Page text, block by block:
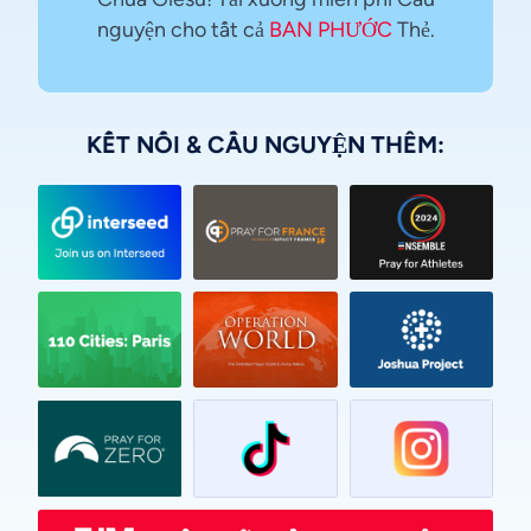
nguyện cho tất cả BAN PHƯỚC Thẻ.
KẾT NỐI & CẦU NGUYỆN THÊM:
Spanish
Swahili
Tamil
Thai
Urdu